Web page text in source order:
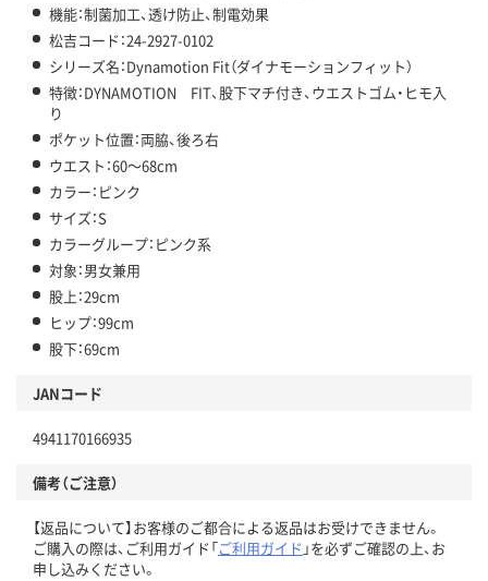
機能：制菌加工、透け防止、制電効果
松吉コード：24-2927-0102
シリーズ名：Dynamotion Fit（ダイナモーションフィット）
特徴：DYNAMOTION FIT、股下マチ付き、ウエストゴム・ヒモ入
り
ポケット位置：両脇、後ろ右
ウエスト：60～68cm
カラー：ピンク
サイズ：S
カラーグループ：ピンク系
対象：男女兼用
股上：29cm
ヒップ：99cm
股下：69cm
JANコード
4941170166935
備考（ご注意）
【返品について】お客様のご都合による返品はお受けできません。
ご購入の際は、ご利用ガイド「ご利用ガイド 」を必ずご確認の上、お
申し込みください。